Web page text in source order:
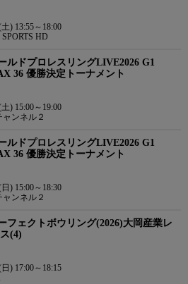
) 13:55～18:00
HD
ルドプロレスリングLIVE2026 G1
36 優勝決定トーナメント
) 15:00～19:00
ャンネル２
ルドプロレスリングLIVE2026 G1
36 優勝決定トーナメント
) 15:00～18:30
ャンネル２
フェクトボウリング(2026)大岡産業レ
(4)
) 17:00～18:15